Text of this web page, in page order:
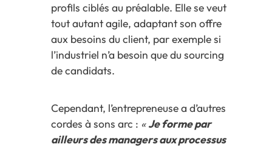
profils ciblés au préalable. Elle se veut
tout autant agile, adaptant son offre
aux besoins du client, par exemple si
l’industriel n’a besoin que du sourcing
de candidats.
Cependant, l’entrepreneuse a d’autres
cordes à sons arc : «Je formepar
ailleursdes managers aux processus